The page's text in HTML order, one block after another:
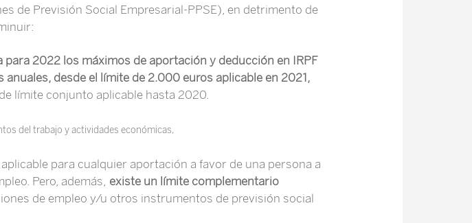
de Previsión Social Empresarial-PPSE), en detrimento de
para 2022 los máximos de aportación y deducción en IRPF
desde el límite de 2.000 euros aplicable en 2021,
límite conjunto aplicable hasta 2020.
del trabajo y actividades económicas,
para cualquier aportación a favor de una persona a
Pero, además, existe un límite complementario
de empleo y/u otros instrumentos de previsión social